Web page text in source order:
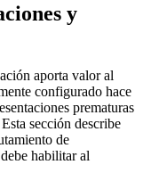
y
aporta valor al
configurado hace
prematuras
sección describe
de
habilitar al